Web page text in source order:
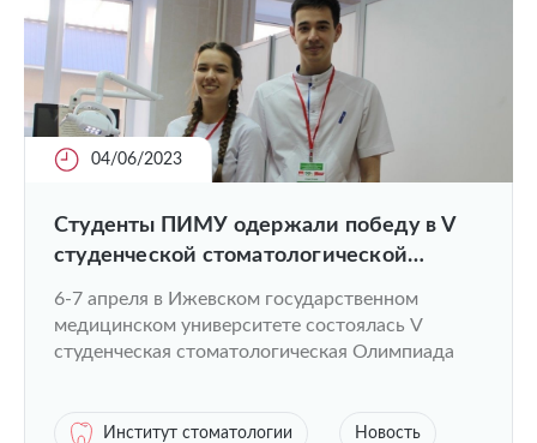
04/06/2023
Студенты ПИМУ одержали победу в V
студенческой стоматологической
6-7 апреля в Ижевском государственном
медицинском университете состоялась V
студенческая стоматологическая Олимпиада
Институт стоматологии Новость